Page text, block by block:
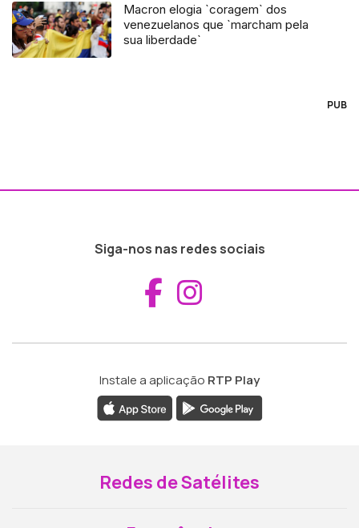
Macron elogia `coragem` dos
venezuelanos que `marcham pela
sua liberdade`
PUB
Siga-nos nas redes sociais
Aceder ao
Instale a aplicação RTP Play
Redes de Satélites